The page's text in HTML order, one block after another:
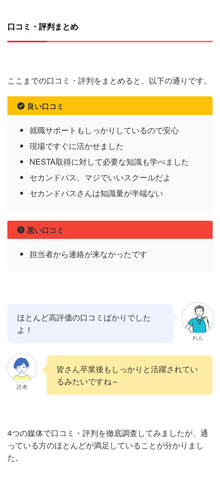
口コミ・評判まとめ
ここまでの口コミ・評判をまとめると、以下の通りです。
良い口コミ
就職サポートもしっかりしているので安心
現場ですぐに活かせました
NESTA取得に対して必要な知識も学べました
セカンドパス、マジでいいスクールだよ
セカンドパスさんは知識量が半端ない
悪い口コミ
担当者から連絡が来なかったです
ほとんど高評価の口コミばかりでした
よ！
れん
読者
皆さん卒業後もしっかりと活躍されてい
るみたいですね～
4つの媒体で口コミ・評判を徹底調査してみましたが、通
っている方のほとんどが満足していることが分かりまし
た。